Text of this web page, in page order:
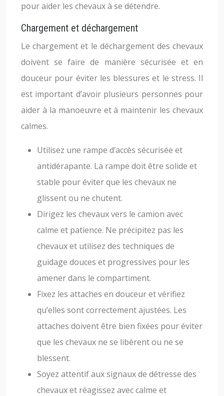
pour aider les chevaux à se détendre.
Chargement et déchargement
Le chargement et le déchargement des chevaux
doivent se faire de manière sécurisée et en
douceur pour éviter les blessures et le stress. Il
est important d’avoir plusieurs personnes pour
aider à la manoeuvre et à maintenir les chevaux
calmes.
Utilisez une rampe d’accès sécurisée et
antidérapante. La rampe doit être solide et
stable pour éviter que les chevaux ne
glissent ou ne chutent.
Dirigez les chevaux vers le camion avec
calme et patience. Ne précipitez pas les
chevaux et utilisez des techniques de
guidage douces et progressives pour les
amener dans le compartiment.
Fixez les attaches en douceur et vérifiez
qu’elles sont correctement ajustées. Les
attaches doivent être bien fixées pour éviter
que les chevaux ne se libèrent ou ne se
blessent.
Soyez attentif aux signaux de détresse des
chevaux et réagissez avec calme et